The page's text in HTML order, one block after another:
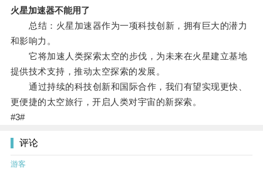
火星加速器不能用了
总结：火星加速器作为一项科技创新，拥有巨大的潜力
和影响力。
它将加速人类探索太空的步伐，为未来在火星建立基地
提供技术支持，推动太空探索的发展。
通过持续的科技创新和国际合作，我们有望实现更快、
更便捷的太空旅行，开启人类对宇宙的新探索。
#3#
评论
游客